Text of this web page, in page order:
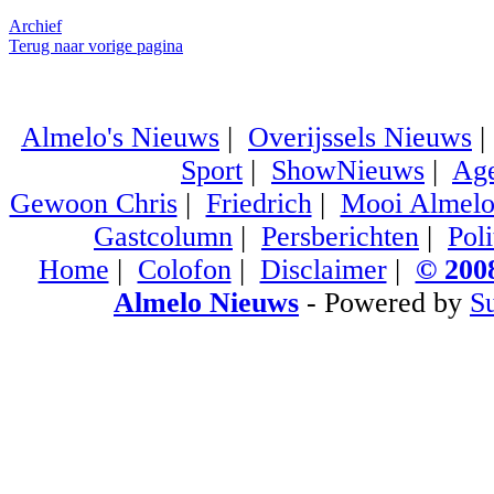
Archief
Terug naar vorige pagina
Almelo's Nieuws | Overijssels Nieuws
Sport | ShowNieuws |
Gewoon Chris| Friedrich| Mooi Almelo
Gastcolumn | Persberichten |
Home | Colofon| Disclaimer| ©
Almelo Nieuws - Powered by